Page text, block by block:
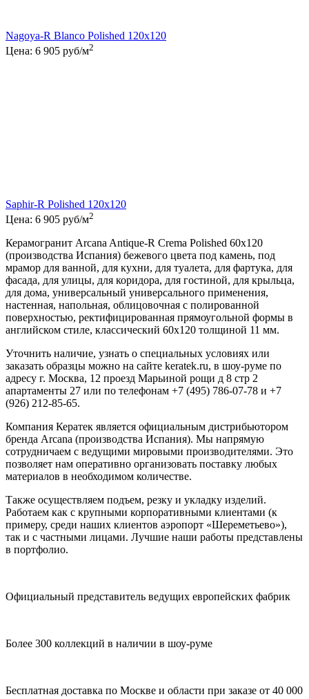
Nagoya-R Blanco Polished 120x120
Цена: 6 905 руб/м2
Saphir-R Polished 120x120
Цена: 6 905 руб/м2
Керамогранит Arcana Antique-R Crema Polished 60x120
(производства Испания) бежевого цвета под камень, под
мрамор для ванной, для кухни, для туалета, для фартука, для
фасада, для улицы, для коридора, для гостиной, для крыльца,
для дома, универсальный универсального применения,
настенная, напольная, облицовочная с полированной
поверхностью, ректифицированная прямоугольной формы в
английском стиле, классический 60x120 толщиной 11 мм.
Уточнить наличие, узнать о специальных условиях или
заказать образцы можно на сайте keratek.ru, в шоу-руме по
адресу г. Москва, 12 проезд Марьиной рощи д 8 стр 2
апартаменты 27 или по телефонам +7 (495) 786-07-78 и +7
(926) 212-85-65.
Компания Кератек является официальным дистрибьютором
бренда Arcana (производства Испания). Мы напрямую
сотрудничаем с ведущими мировыми производителями. Это
позволяет нам оперативно организовать поставку любых
материалов в необходимом количестве.
Также осуществляем подъем, резку и укладку изделий.
Работаем как с крупными корпоративными клиентами (к
примеру, среди наших клиентов аэропорт «Шереметьево»),
так и с частными лицами. Лучшие наши работы представлены
в портфолио.
Официальный представитель ведущих европейских фабрик
Более 300 коллекций в наличии в шоу-руме
Бесплатная доставка по Москве и области при заказе от 40 000